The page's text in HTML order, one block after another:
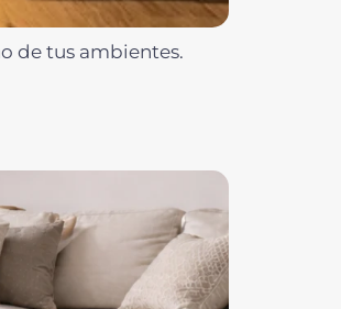
de tus ambientes.